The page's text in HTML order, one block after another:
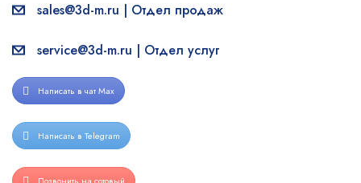
sales@3d-m.ru | Отдел продаж
service@3d-m.ru | Отдел услуг
Написать в чат Max
Написать в Telegram
Позвонить на сотовый